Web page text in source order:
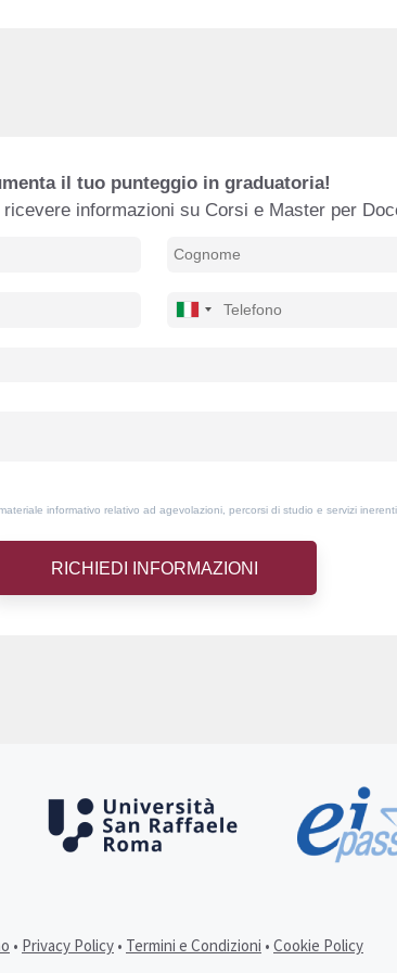
il tuo punteggio in graduatoria!
informazioni su Corsi e Master per
informativo relativo ad agevolazioni, percorsi di studio e servizi inerenti
• Privacy Policy • Termini e Condizioni • Cookie Policy